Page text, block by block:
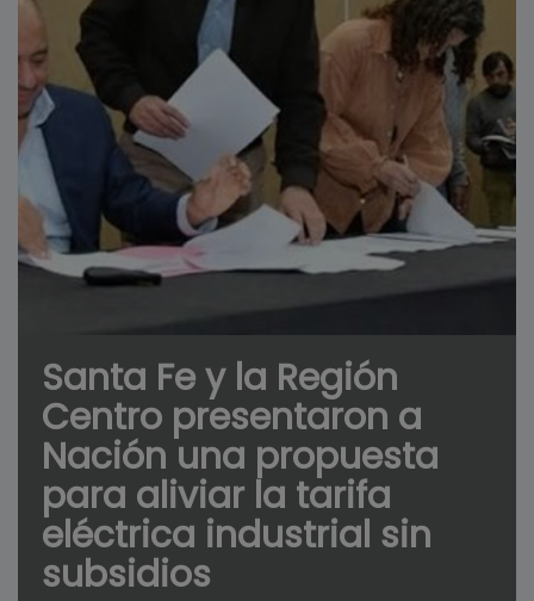
Santa Fe y la Región
Centro presentaron a
Nación una propuesta
para aliviar la tarifa
eléctrica industrial sin
subsidios